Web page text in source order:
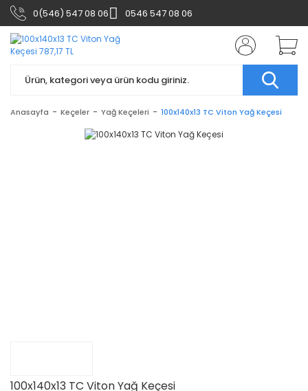
0(546) 547 08 06 0546 547 08 06
Anasayfa Keçeler Yağ Keçeleri 100x140x13 TC Viton Yağ Keçesi
100x140x13 TC Viton Yağ Keçesi